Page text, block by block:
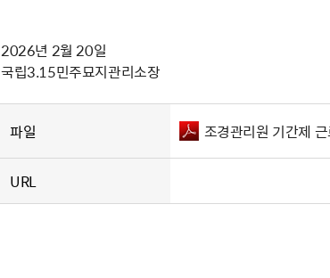
2026년 2월 20일
국립3.15민주묘지관리소장
파일 조경관리원 기간제
URL